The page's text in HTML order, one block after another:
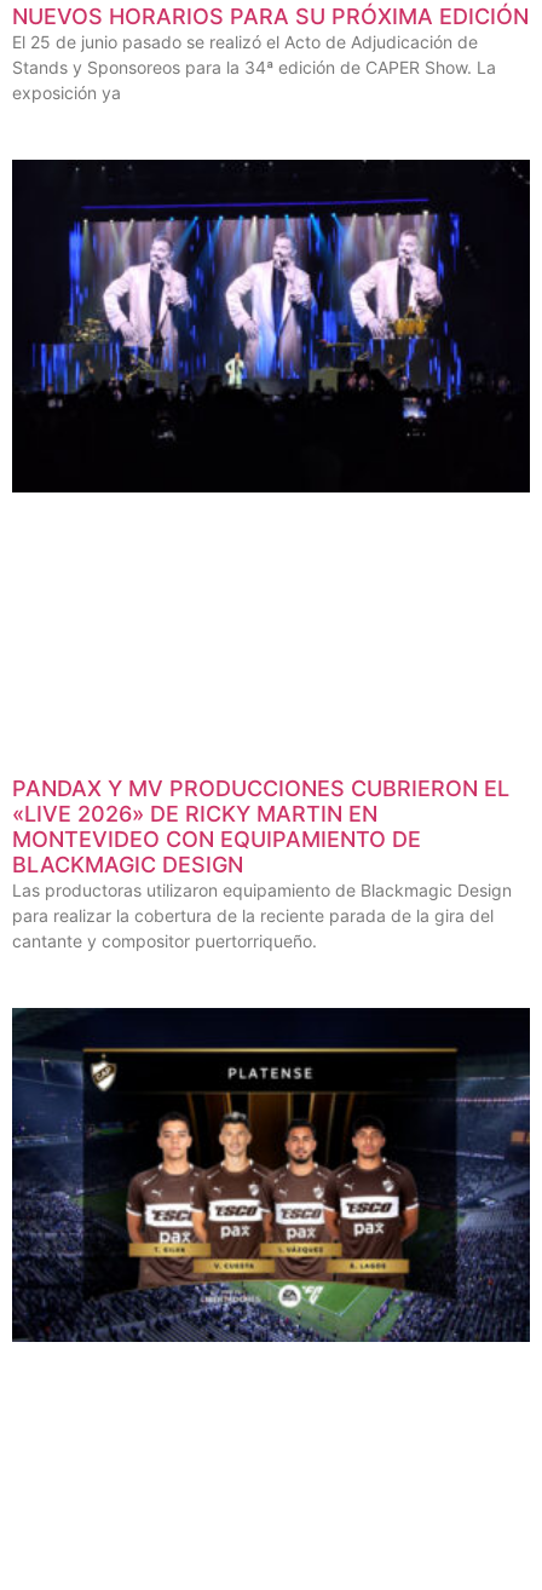
NUEVOS HORARIOS PARA SU PRÓXIMA EDICIÓN
El 25 de junio pasado se realizó el Acto de Adjudicación de
Stands y Sponsoreos para la 34ª edición de CAPER Show. La
exposición ya
PANDAX Y MV PRODUCCIONES CUBRIERON EL
«LIVE 2026» DE RICKY MARTIN EN
MONTEVIDEO CON EQUIPAMIENTO DE
BLACKMAGIC DESIGN
Las productoras utilizaron equipamiento de Blackmagic Design
para realizar la cobertura de la reciente parada de la gira del
cantante y compositor puertorriqueño.